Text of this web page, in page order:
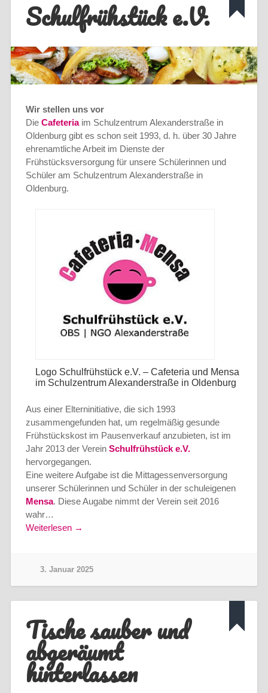
Schulfrühstück e.V.
Wir stellen uns vor
Die Cafeteriaim Schulzentrum Alexanderstraße in
Oldenburg gibt es schon seit 1993, d. h. über 30 Jahre
ehrenamtliche Arbeit im Dienste der
Frühstücksversorgung für unsere Schülerinnen und
Schüler am Schulzentrum Alexanderstraße in
Oldenburg.
Logo Schulfrühstück e.V. – Cafeteria und Mensa
im Schulzentrum Alexanderstraße in Oldenburg
Aus einer Elterninitiative, die sich 1993
zusammengefunden hat, um regelmäßig gesunde
Frühstückskost im Pausenverkauf anzubieten, ist im
Jahr 2013 der Verein Schulfrühstück e.V.
hervorgegangen.
Eine weitere Aufgabe ist die Mittagessenversorgung
unserer Schülerinnen und Schüler in der schuleigenen
Mensa. Diese Augabe nimmt der Verein seit 2016
wahr…
Weiterlesen →
3. Januar 2025
Tische sauber und
abgeräumt
hinterlassen